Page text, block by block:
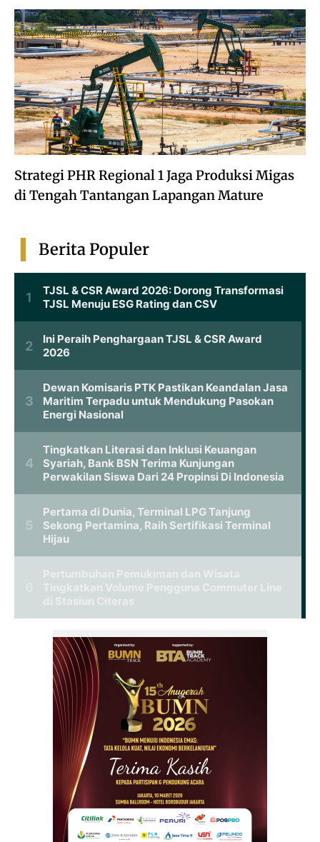
Strategi PHR Regional 1 Jaga Produksi Migas
di Tengah Tantangan Lapangan Mature
Berita Populer